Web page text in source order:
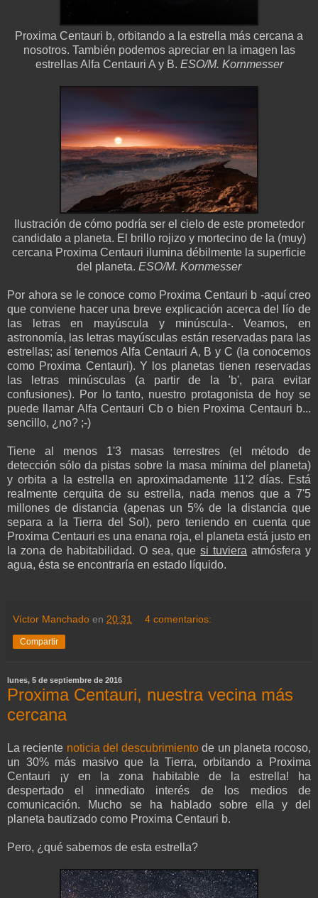
Proxima Centauri b, orbitando a la estrella más cercana a
nosotros. También podemos apreciar en la imagen las
estrellas Alfa Centauri A y B. ESO/M. Kornmesser
Ilustración de cómo podría ser el cielo de este prometedor
candidato a planeta. El brillo rojizo y mortecino de la (muy)
cercana Proxima Centauri ilumina débilmente la superficie
del planeta. ESO/M. Kornmesser
Por ahora se le conoce como Proxima Centauri b -aquí creo
que conviene hacer una breve explicación acerca del lío de
las letras en mayúscula y minúscula-. Veamos, en
astronomía, las letras mayúsculas están reservadas para las
estrellas; así tenemos Alfa Centauri A, B y C (la conocemos
como Proxima Centauri). Y los planetas tienen reservadas
las letras minúsculas (a partir de la 'b', para evitar
confusiones). Por lo tanto, nuestro protagonista de hoy se
puede llamar Alfa Centauri Cb o bien Proxima Centauri b...
sencillo, ¿no? ;-)
Tiene al menos 1'3 masas terrestres (el método de
detección sólo da pistas sobre la masa mínima del planeta)
y orbita a la estrella en aproximadamente 11'2 días. Está
realmente cerquita de su estrella, nada menos que a 7'5
millones de distancia (apenas un 5% de la distancia que
separa a la Tierra del Sol), pero teniendo en cuenta que
Proxima Centauri es una enana roja, el planeta está justo en
la zona de habitabilidad. O sea, quesi tuviera atmósfera y
agua, ésta se encontraría en estado líquido.
Víctor Manchado en 20:31 4 comentarios:
Compartir
lunes, 5 de septiembre de 2016
Proxima Centauri, nuestra vecina más
cercana
La reciente noticia del descubrimiento de un planeta rocoso,
un 30% más masivo que la Tierra, orbitando a Proxima
Centauri ¡y en la zona habitable de la estrella! ha
despertado el inmediato interés de los medios de
comunicación. Mucho se ha hablado sobre ella y del
planeta bautizado como Proxima Centauri b.
Pero, ¿qué sabemos de esta estrella?